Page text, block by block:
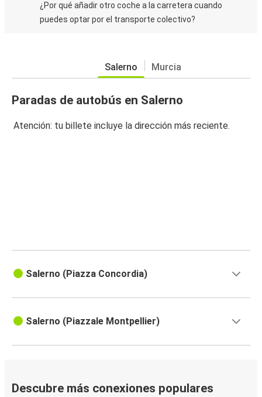
¿Por qué añadir otro coche a la carretera cuando
puedes optar por el transporte colectivo?
Salerno Murcia
Paradas de autobús en Salerno
Atención: tu billete incluye la dirección más reciente.
Salerno (Piazza Concordia)
Salerno (Piazzale Montpellier)
Descubre más conexiones populares